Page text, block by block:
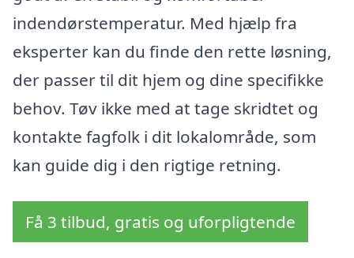
indendørstemperatur. Med hjælp fra
eksperter kan du finde den rette løsning,
der passer til dit hjem og dine specifikke
behov. Tøv ikke med at tage skridtet og
kontakte fagfolk i dit lokalområde, som
kan guide dig i den rigtige retning.
Få 3 tilbud, gratis og uforpligtende